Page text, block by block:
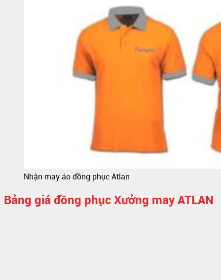
Chưa có sản phẩm trong giỏ hàng.
Nhận may áo đồng phục Atlan
Bảng giá đồng phục Xưởng may ATLAN